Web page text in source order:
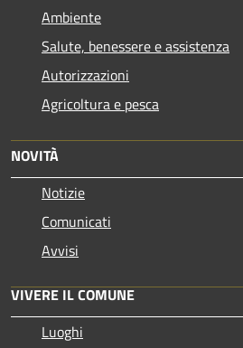
Ambiente
Salute, benessere e assistenza
Autorizzazioni
Agricoltura e pesca
NOVITÀ
Notizie
Comunicati
Avvisi
VIVERE IL COMUNE
Luoghi